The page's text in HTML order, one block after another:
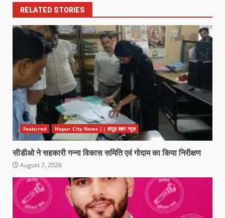
RELATED STORIES
Featured Hapur City News || हापुड़ शहर न्यूज़
सीडीओ ने सहकारी गन्ना विकास समिति एवं गोदाम का किया निरीक्षण
August 7, 2026